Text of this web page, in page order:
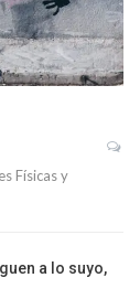
Físicas y
a lo suyo,